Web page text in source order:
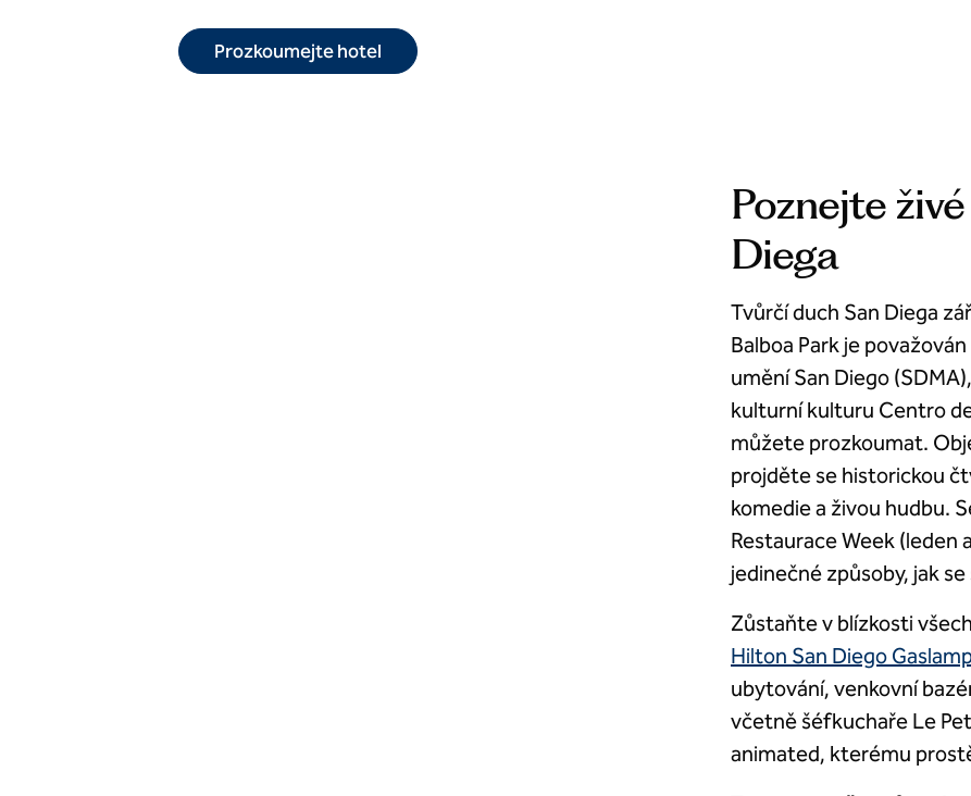
Prozkoumejte hotel
Poznejte
Diega
Tvůrčí duch San Diega
Balboa Park je
umění San Diego
kulturní kulturu Centro
můžete prozkoumat.
projděte se historickou
komedie a živou hudbu.
Restaurace Week (leden
jedinečné způsoby, jak
Zůstaňte v blízkosti
Hilton San Diego
ubytování, venkovní
včetně šéfkuchaře Le
animated, kterému